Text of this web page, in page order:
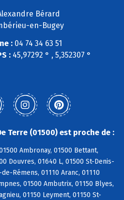
Bérard
en-Bugey
:04 74 34 63 51
: 45,97292 ° , 5,352307 °
Terre (01500) est proche de :
Ambronay, 01500 Bettant,
Douvres, 01640 L, 01500 St-Denis-
Rémens, 01110 Aranc, 01110
01500 Ambutrix, 01150 Blyes,
01150 Leyment, 01150 St-